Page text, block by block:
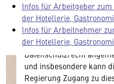
Infos für Arbeitgeber
der Hotellerie,
Infos für Arbeitnehmer
der Hotellerie,
personenbezogene
und Nutzerverhalten
amerikanischen
Diese Daten unterliegen
Datenschutzrecht
und insbesondere kann
Regierung Zugang zu